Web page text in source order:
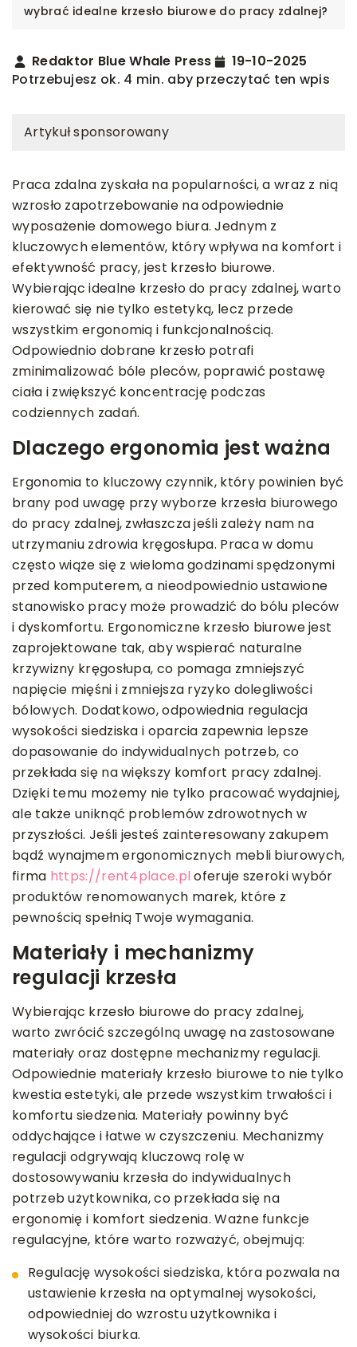
wybrać idealne krzesło biurowe do pracy zdalnej?
Redaktor Blue Whale Press
19-10-2025
Potrzebujesz ok. 4 min. aby przeczytać ten wpis
Artykuł sponsorowany
Praca zdalna zyskała na popularności, a wraz z nią
wzrosło zapotrzebowanie na odpowiednie
wyposażenie domowego biura. Jednym z
kluczowych elementów, który wpływa na komfort i
efektywność pracy, jest krzesło biurowe.
Wybierając idealne krzesło do pracy zdalnej, warto
kierować się nie tylko estetyką, lecz przede
wszystkim ergonomią i funkcjonalnością.
Odpowiednio dobrane krzesło potrafi
zminimalizować bóle pleców, poprawić postawę
ciała i zwiększyć koncentrację podczas
codziennych zadań.
Dlaczego ergonomia jest ważna
Ergonomia to kluczowy czynnik, który powinien być
brany pod uwagę przy wyborze krzesła biurowego
do pracy zdalnej, zwłaszcza jeśli zależy nam na
utrzymaniu zdrowia kręgosłupa. Praca w domu
często wiąże się z wieloma godzinami spędzonymi
przed komputerem, a nieodpowiednio ustawione
stanowisko pracy może prowadzić do bólu pleców
i dyskomfortu. Ergonomiczne krzesło biurowe jest
zaprojektowane tak, aby wspierać naturalne
krzywizny kręgosłupa, co pomaga zmniejszyć
napięcie mięśni i zmniejsza ryzyko dolegliwości
bólowych. Dodatkowo, odpowiednia regulacja
wysokości siedziska i oparcia zapewnia lepsze
dopasowanie do indywidualnych potrzeb, co
przekłada się na większy komfort pracy zdalnej.
Dzięki temu możemy nie tylko pracować wydajniej,
ale także uniknąć problemów zdrowotnych w
przyszłości. Jeśli jesteś zainteresowany zakupem
bądź wynajmem ergonomicznych mebli biurowych,
firma https://rent4place.pl oferuje szeroki wybór
produktów renomowanych marek, które z
pewnością spełnią Twoje wymagania.
Materiały i mechanizmy
regulacji krzesła
Wybierając krzesło biurowe do pracy zdalnej,
warto zwrócić szczególną uwagę na zastosowane
materiały oraz dostępne mechanizmy regulacji.
Odpowiednie materiały krzesło biurowe to nie tylko
kwestia estetyki, ale przede wszystkim trwałości i
komfortu siedzenia. Materiały powinny być
oddychające i łatwe w czyszczeniu. Mechanizmy
regulacji odgrywają kluczową rolę w
dostosowywaniu krzesła do indywidualnych
potrzeb użytkownika, co przekłada się na
ergonomię i komfort siedzenia. Ważne funkcje
regulacyjne, które warto rozważyć, obejmują:
Regulację wysokości siedziska, która pozwala na
ustawienie krzesła na optymalnej wysokości,
odpowiedniej do wzrostu użytkownika i
wysokości biurka.